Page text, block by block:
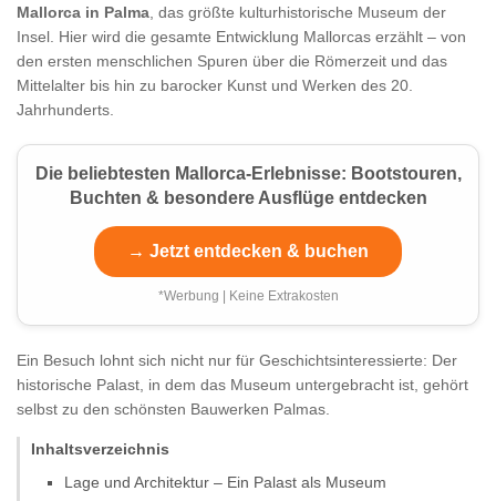
Mallorca in Palma , das größte kulturhistorische Museum der
Insel. Hier wird die gesamte Entwicklung Mallorcas erzählt – von
den ersten menschlichen Spuren über die Römerzeit und das
Mittelalter bis hin zu barocker Kunst und Werken des 20.
Jahrhunderts.
Die beliebtesten Mallorca-Erlebnisse: Bootstouren,
Buchten & besondere Ausflüge entdecken
→ Jetzt entdecken & buchen
*Werbung | Keine Extrakosten
Ein Besuch lohnt sich nicht nur für Geschichtsinteressierte: Der
historische Palast, in dem das Museum untergebracht ist, gehört
selbst zu den schönsten Bauwerken Palmas.
Inhaltsverzeichnis
Lage und Architektur – Ein Palast als Museum